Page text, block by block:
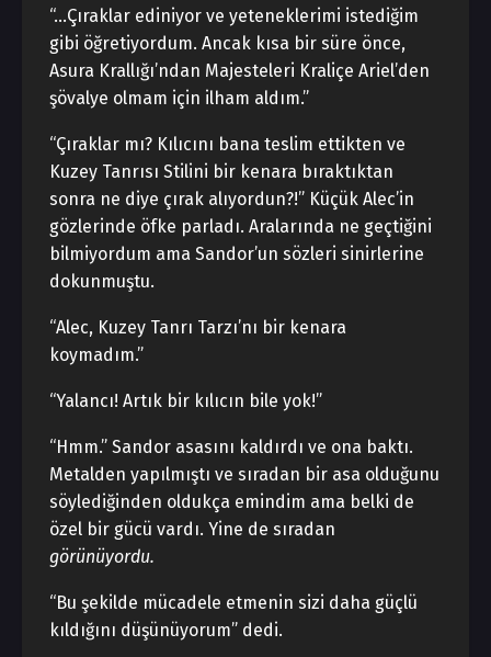
“…Çıraklar ediniyor ve yeteneklerimi istediğim
gibi öğretiyordum. Ancak kısa bir süre önce,
Asura Krallığı’ndan Majesteleri Kraliçe Ariel’den
şövalye olmam için ilham aldım.”
“Çıraklar mı? Kılıcını bana teslim ettikten ve
Kuzey Tanrısı Stilini bir kenara bıraktıktan
sonra ne diye çırak alıyordun?!” Küçük Alec’in
gözlerinde öfke parladı. Aralarında ne geçtiğini
bilmiyordum ama Sandor’un sözleri sinirlerine
dokunmuştu.
“Alec, Kuzey Tanrı Tarzı’nı bir kenara
koymadım.”
“Yalancı! Artık bir kılıcın bile yok!”
“Hmm.” Sandor asasını kaldırdı ve ona baktı.
Metalden yapılmıştı ve sıradan bir asa olduğunu
söylediğinden oldukça emindim ama belki de
özel bir gücü vardı. Yine de sıradan
görünüyordu.
“Bu şekilde mücadele etmenin sizi daha güçlü
kıldığını düşünüyorum” dedi.